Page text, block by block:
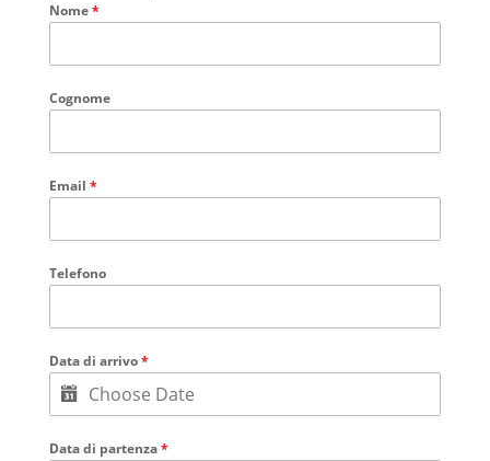
Nome*
Cognome
Email *
Telefono
Data di arrivo*
Data di partenza*